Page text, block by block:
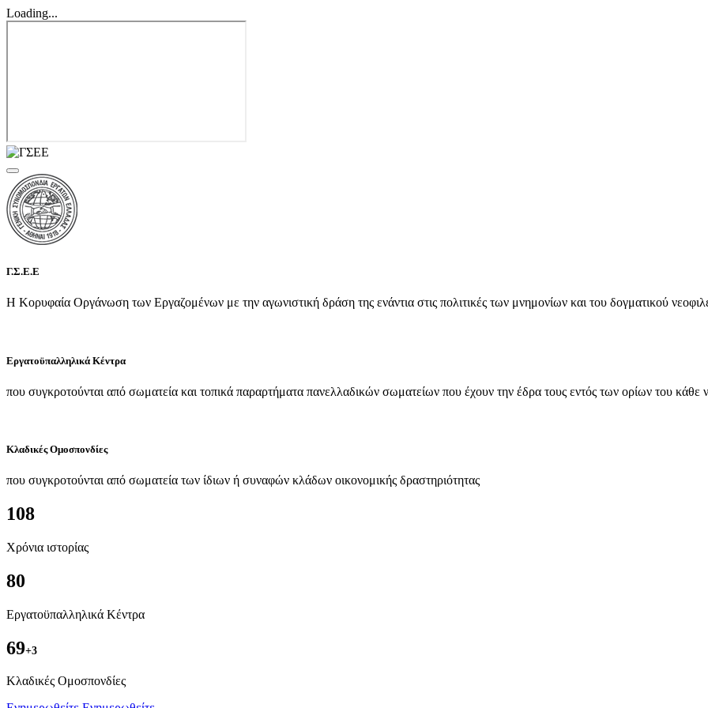
Loading...
Γ.Σ.Ε.Ε
Η Κορυφαία Οργάνωση των Εργαζομένων με την αγωνιστική δράση της ενάντια στις πολιτικές των μνημονίων και του δογματικού
Εργατοϋπαλληλικά Κέντρα
που συγκροτούνται από σωματεία και τοπικά παραρτήματα πανελλαδικών σωματείων που έχουν την έδρα τους εντός των ορίων του κάθε
Κλαδικές Ομοσπονδίες
που συγκροτούνται από σωματεία των ίδιων ή συναφών κλάδων οικονομικής δραστηριότητας
108
Χρόνια ιστορίας
80
Εργατοϋπαλληλικά Κέντρα
69+3
Kλαδικές Ομοσπονδίες